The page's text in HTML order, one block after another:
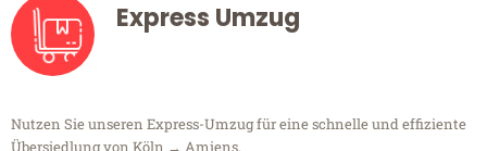
Express Umzug
Nutzen Sie unseren Express-Umzug für eine schnelle und effiziente